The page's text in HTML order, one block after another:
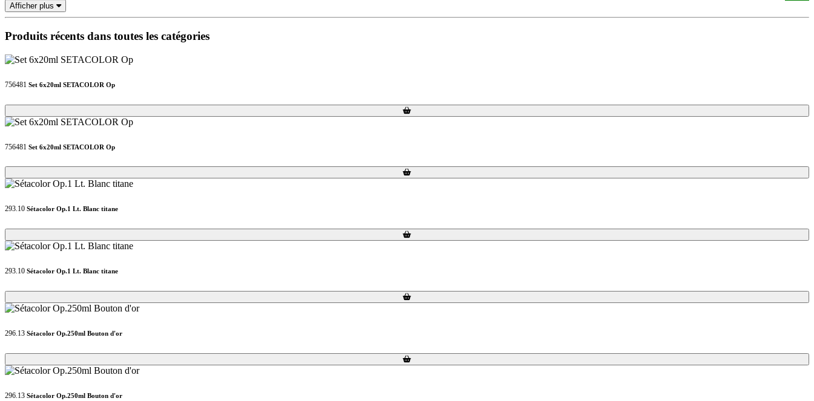
Afficher plus
Produits récents dans toutes les catégories
756481 Set 6x20ml SETACOLOR Op
Loading...
Loading...
756481 Set 6x20ml SETACOLOR Op
Loading...
Loading...
293.10 Sétacolor Op.1 Lt. Blanc titane
Loading...
Loading...
293.10 Sétacolor Op.1 Lt. Blanc titane
Loading...
Loading...
296.13 Sétacolor Op.250ml Bouton d'or
Loading...
Loading...
296.13 Sétacolor Op.250ml Bouton d'or